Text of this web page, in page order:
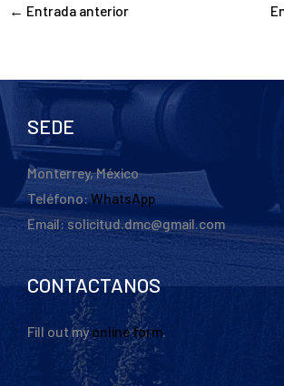
← Entrada anterior
SEDE
Monterrey, México
Teléfono: WhatsApp
Email: solicitud.dmc@gmail.com
CONTACTANOS
Fill out my online form.